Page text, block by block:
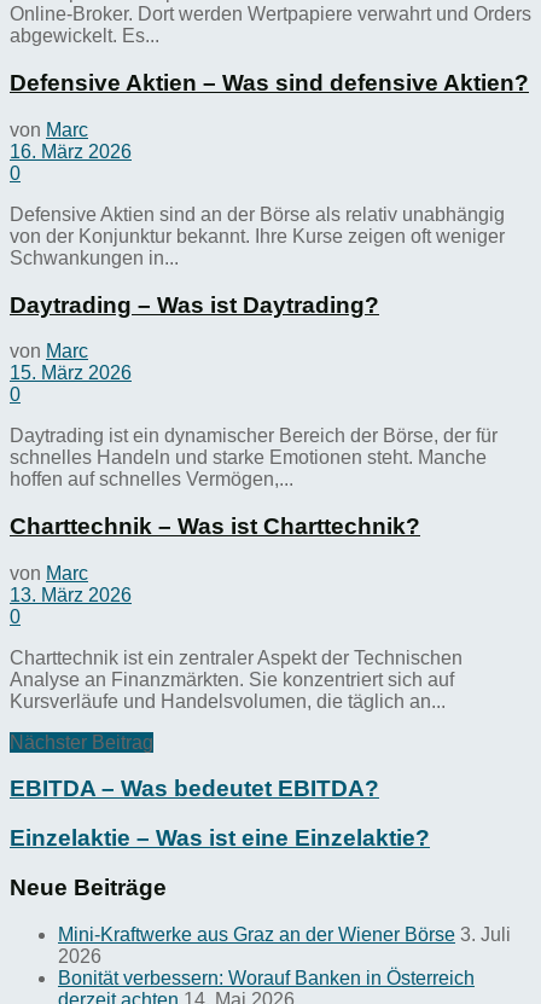
Online-Broker. Dort werden Wertpapiere verwahrt und Orders
abgewickelt. Es...
Defensive Aktien – Was sind defensive Aktien?
von Marc
16. März 2026
0
Defensive Aktien sind an der Börse als relativ unabhängig
von der Konjunktur bekannt. Ihre Kurse zeigen oft weniger
Schwankungen in...
Daytrading – Was ist Daytrading?
von Marc
15. März 2026
0
Daytrading ist ein dynamischer Bereich der Börse, der für
schnelles Handeln und starke Emotionen steht. Manche
hoffen auf schnelles Vermögen,...
Charttechnik – Was ist Charttechnik?
von Marc
13. März 2026
0
Charttechnik ist ein zentraler Aspekt der Technischen
Analyse an Finanzmärkten. Sie konzentriert sich auf
Kursverläufe und Handelsvolumen, die täglich an...
Nächster Beitrag
EBITDA – Was bedeutet EBITDA?
Einzelaktie – Was ist eine Einzelaktie?
Neue Beiträge
Mini-Kraftwerke aus Graz an der Wiener Börse 3. Juli
2026
Bonität verbessern: Worauf Banken in Österreich
derzeit achten 14. Mai 2026